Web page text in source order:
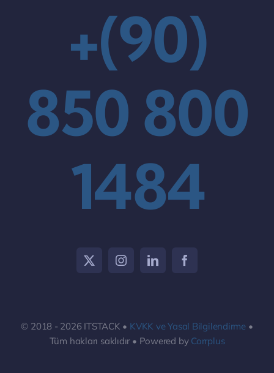
+(90)
850 800
1484
© 2018 - 2026 ITSTACK • KVKK ve Yasal Bilgilendirme•
Tüm hakları saklıdır • Powered by Corrplus